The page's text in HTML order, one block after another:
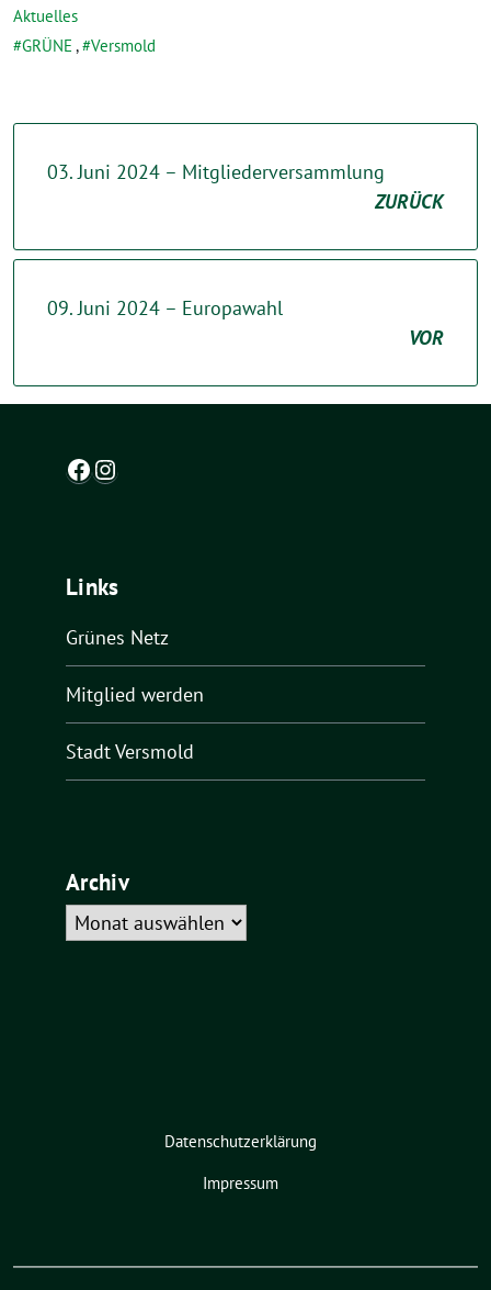
Aktuelles
GRÜNE , Versmold
03. Juni 2024 – Mitgliederversammlung
ZURÜCK
09. Juni 2024 – Europawahl
VOR
Facebook
Instagram
Links
Grünes Netz
Mitglied werden
Stadt Versmold
Archiv
Archiv
Datenschutzerklärung
Impressum